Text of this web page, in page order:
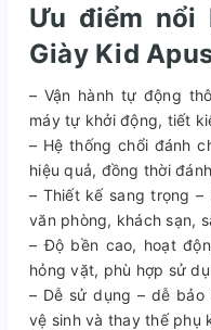
Ưu điểm nổi
Giày Kid
– Vận hành tự động
máy tự khởi động, tiết
– Hệ thống chổi đánh
hiệu quả, đồng thời
– Thiết kế sang trọng –
văn phòng, khách sạn,
– Độ bền cao, hoạt
hỏng vặt, phù hợp sử
– Dễ sử dụng – dễ
vệ sinh và thay thế phụ